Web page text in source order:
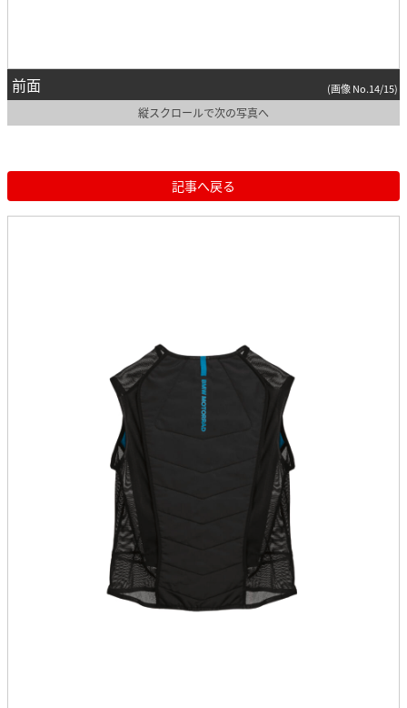
前面 (画像 No.14/15)
縦スクロールで次の写真へ
記事へ戻る